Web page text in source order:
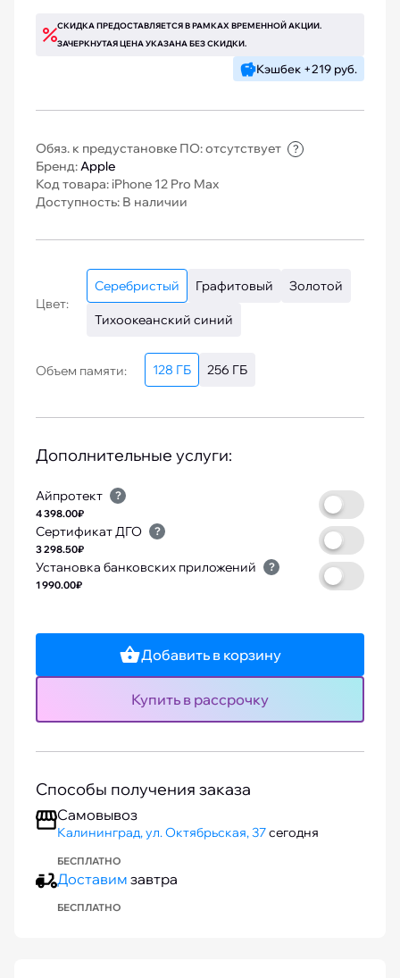
СКИДКА ПРЕДОСТАВЛЯЕТСЯ В РАМКАХ ВРЕМЕННОЙ АКЦИИ.
ЗАЧЕРКНУТАЯ ЦЕНА УКАЗАНА БЕЗ СКИДКИ.
Кэшбек +219 руб.
Обяз. к предустановке ПО: отсутствует ?
Бренд:Apple
Код товара: iPhone 12 Pro Max
Доступность: В наличии
Цвет:
Серебристый Графитовый Золотой
Тихоокеанский синий
Объем памяти: 128 ГБ 256 ГБ
Дополнительные услуги:
Айпротект ?
4 398.00₽
Сертификат ДГО ?
3 298.50₽
Установка банковских приложений ?
1 990.00₽
Добавить в корзину
Купить в рассрочку
Способы получения заказа
Самовывоз
Калининград, ул. Октябрьская, 37сегодня
БЕСПЛАТНО
Доставим завтра
БЕСПЛАТНО